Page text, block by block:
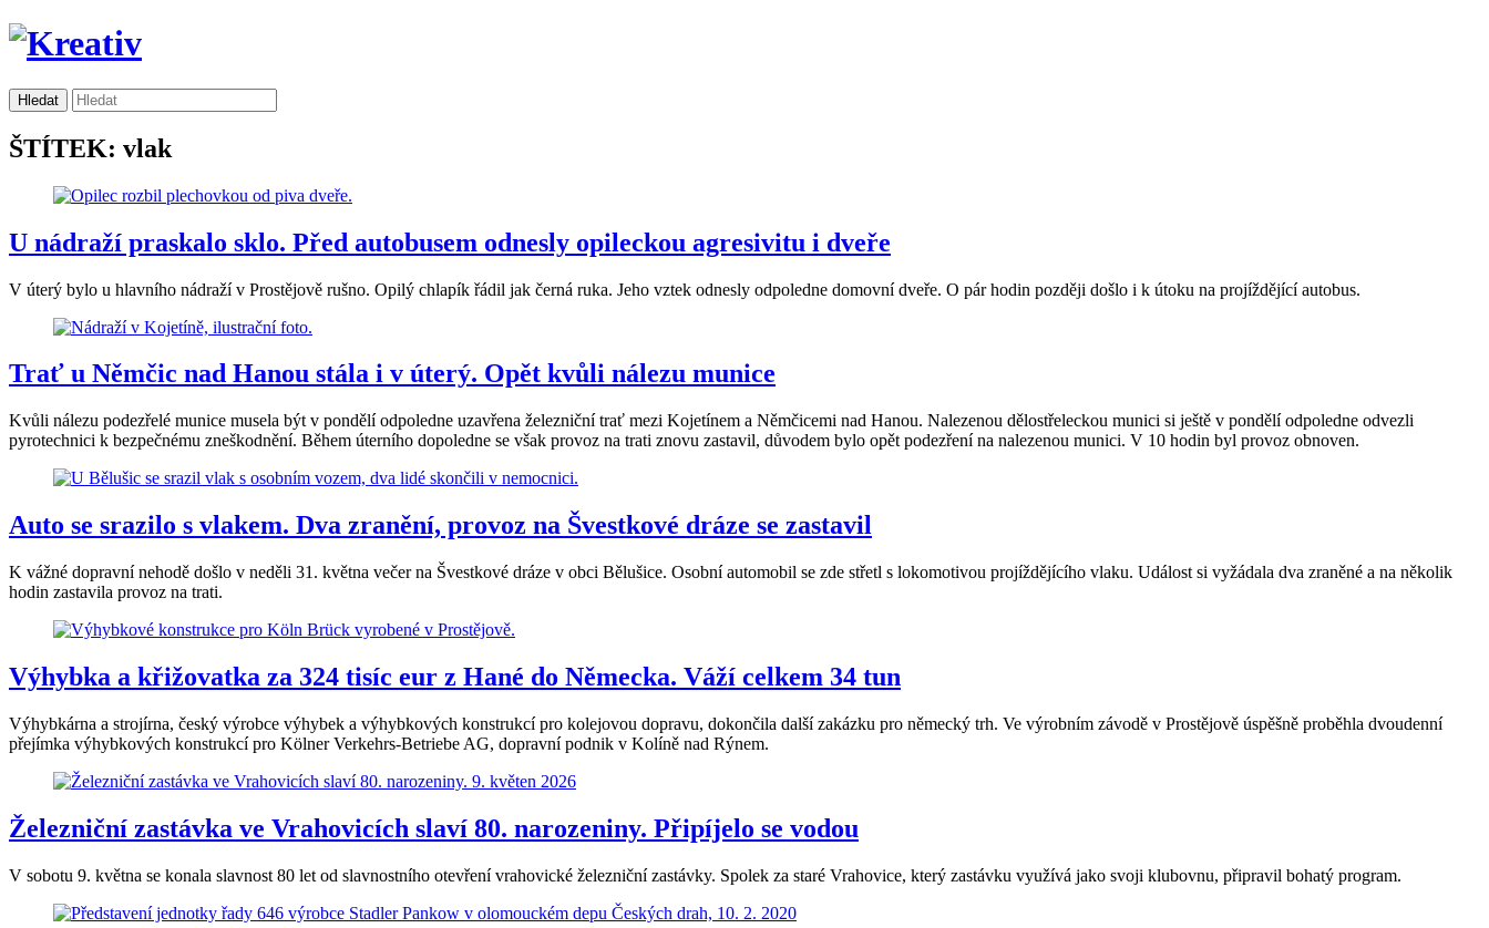
ŠTÍTEK: vlak
U nádraží praskalo sklo. Před autobusem odnesly opileckou agresivitu i dveře
V úterý bylo u hlavního nádraží v Prostějově rušno. Opilý chlapík řádil jak černá ruka. Jeho vztek odnesly odpoledne domovní dveře. O pár hodin později došlo i k útoku na projíždějící autobus.
Trať u Němčic nad Hanou stála i v úterý. Opět kvůli nálezu munice
Kvůli nálezu podezřelé munice musela být v pondělí odpoledne uzavřena železniční trať mezi Kojetínem a Němčicemi nad Hanou. Nalezenou dělostřeleckou munici si ještě v pondělí odpoledne odvezli
pyrotechnici k bezpečnému zneškodnění. Během úterního dopoledne se však provoz na trati znovu zastavil, důvodem bylo opět podezření na nalezenou munici. V 10 hodin byl provoz obnoven.
Auto se srazilo s vlakem. Dva zranění, provoz na Švestkové dráze se zastavil
K vážné dopravní nehodě došlo v neděli 31. května večer na Švestkové dráze v obci Bělušice. Osobní automobil se zde střetl s lokomotivou projíždějícího vlaku. Událost si vyžádala dva zraněné a na několik
hodin zastavila provoz na trati.
Výhybka a křižovatka za 324 tisíc eur z Hané do Německa. Váží celkem 34 tun
Výhybkárna a strojírna, český výrobce výhybek a výhybkových konstrukcí pro kolejovou dopravu, dokončila další zakázku pro německý trh. Ve výrobním závodě v Prostějově úspěšně proběhla dvoudenní
přejímka výhybkových konstrukcí pro Kölner Verkehrs-Betriebe AG, dopravní podnik v Kolíně nad Rýnem.
Železniční zastávka ve Vrahovicích slaví 80. narozeniny. Připíjelo se vodou
V sobotu 9. května se konala slavnost 80 let od slavnostního otevření vrahovické železniční zastávky. Spolek za staré Vrahovice, který zastávku využívá jako svoji klubovnu, připravil bohatý program.